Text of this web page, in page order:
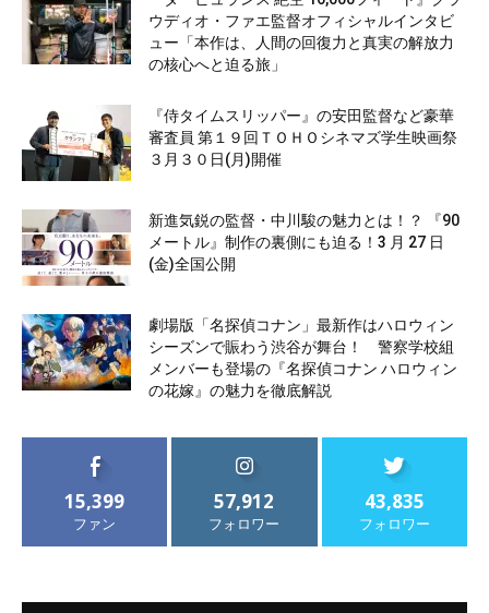
ウディオ・ファエ監督オフィシャルインタビ
ュー「本作は、人間の回復力と真実の解放力
の核心へと迫る旅」
『侍タイムスリッパー』の安田監督など豪華
審査員 第１９回ＴＯＨＯシネマズ学生映画祭
３月３０日(月)開催
新進気鋭の監督・中川駿の魅力とは！？ 『90
メートル』制作の裏側にも迫る！3 月 27 日
(金)全国公開
劇場版「名探偵コナン」最新作はハロウィン
シーズンで賑わう渋谷が舞台！ 警察学校組
メンバーも登場の『名探偵コナン ハロウィン
の花嫁』の魅力を徹底解説
15,399
ファン
57,912
フォロワー
43,835
フォロワー